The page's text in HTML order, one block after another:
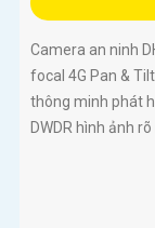
Camera an ninh
focal 4G Pan &
thông minh phát
DWDR hình ảnh